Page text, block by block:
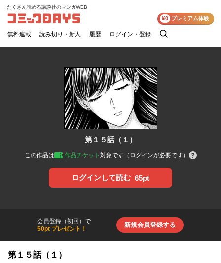
コミックDAYS
たくさん読める講談社のマンガWEB
無料連載 読み切り・新人 履歴 ログイン・登録
検
¥0 プレミアム体験
第１５話（１）
この作品は 作品チケット 対象です（ログインが必要です）
ログインして読む 65pt
会員登録（初回）で
50pt プレゼント！
新規会員登録する
第１５話（１）